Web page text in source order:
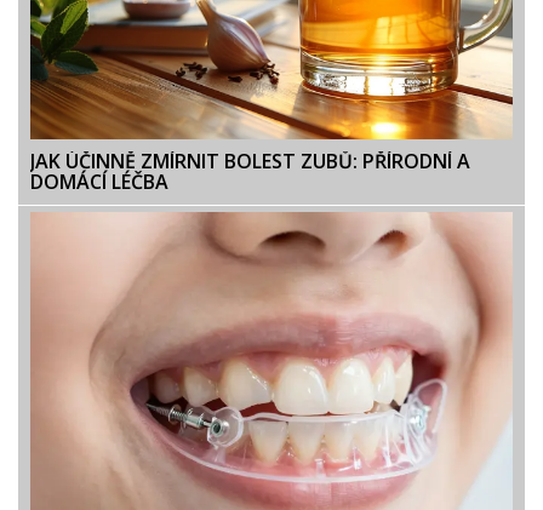
JAK ÚČINNĚ ZMÍRNIT BOLEST ZUBŮ: PŘÍRODNÍ A
DOMÁCÍ LÉČBA